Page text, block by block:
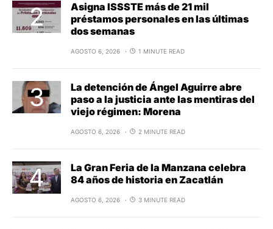
Asigna ISSSTE más de 21 mil
préstamos personales en las últimas
dos semanas
AGOSTO 6, 2026 1 MINUTE READ
La detención de Ángel Aguirre abre
paso a la justicia ante las mentiras del
viejo régimen: Morena
AGOSTO 6, 2026 2 MINUTE READ
La Gran Feria de la Manzana celebra
84 años de historia en Zacatlán
AGOSTO 6, 2026 3 MINUTE READ